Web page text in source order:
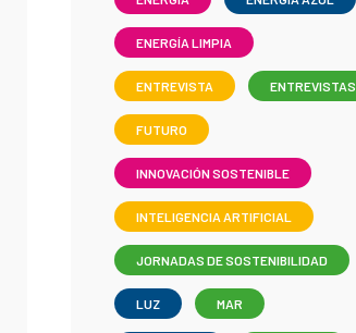
ENERGÍA LIMPIA
ENTREVISTA ENTREVISTAS
FUTURO
INNOVACIÓN SOSTENIBLE
INTELIGENCIA ARTIFICIAL
JORNADAS DE SOSTENIBILIDAD
LUZ MAR